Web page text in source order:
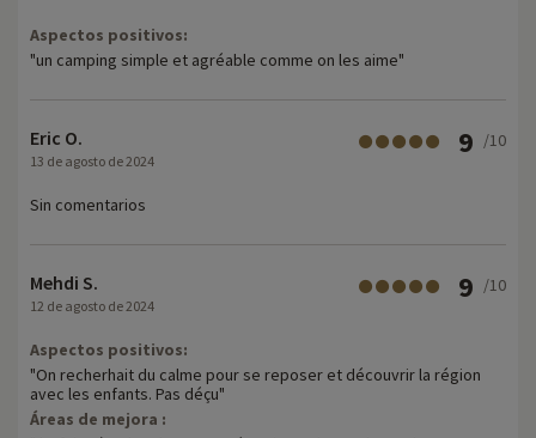
Aspectos positivos:
"un camping simple et agréable comme on les aime"
Eric O.
13 de agosto de 2024
9 /10
Sin comentarios
Mehdi S.
12 de agosto de 2024
9 /10
Aspectos positivos:
"On recherhait du calme pour se reposer et découvrir la région
avec les enfants. Pas déçu"
Áreas de mejora :